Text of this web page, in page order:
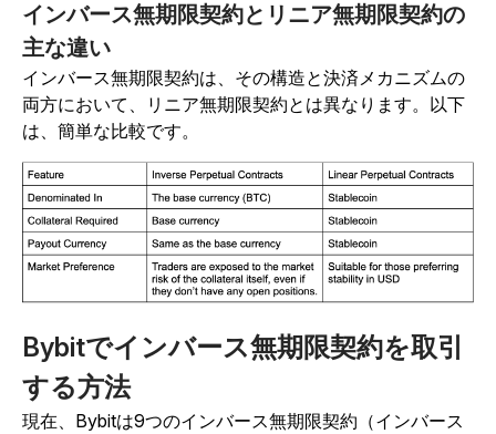
インバース無期限契約とリニア無期限契約の
主な違い
インバース無期限契約は、その構造と決済メカニズムの
両方において、リニア無期限契約とは異なります。以下
は、簡単な比較です。
Bybitでインバース無期限契約を取引
する方法
現在、Bybitは9つのインバース無期限契約（インバース